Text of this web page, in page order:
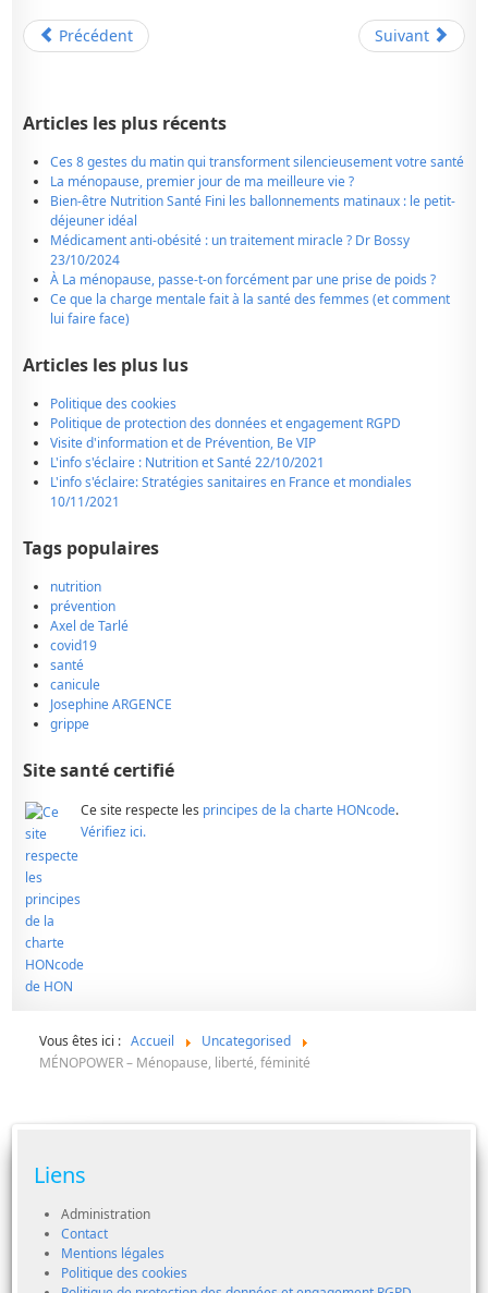
Précédent Suivant
Articles les plus récents
Ces 8 gestes du matin qui transforment silencieusement votre santé
La ménopause, premier jour de ma meilleure vie ?
Bien-être Nutrition Santé Fini les ballonnements matinaux : le petit-
déjeuner idéal
Médicament anti-obésité : un traitement miracle ? Dr Bossy
23/10/2024
À La ménopause, passe-t-on forcément par une prise de poids ?
Ce que la charge mentale fait à la santé des femmes (et comment
lui faire face)
Articles les plus lus
Politique des cookies
Politique de protection des données et engagement RGPD
Visite d'information et de Prévention, Be VIP
L'info s'éclaire : Nutrition et Santé 22/10/2021
L'info s'éclaire: Stratégies sanitaires en France et mondiales
10/11/2021
Tags populaires
nutrition
prévention
Axel de Tarlé
covid19
santé
canicule
Josephine ARGENCE
grippe
Site santé certifié
Ce site respecte les principes de la charte HONcode.
Vérifiez ici.
Vous êtes ici : Accueil
Uncategorised
MÉNOPOWER – Ménopause, liberté, féminité
Liens
Administration
Contact
Mentions légales
Politique des cookies